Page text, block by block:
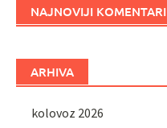
NAJNOVIJI KOMENTARI
ARHIVA
kolovoz 2026